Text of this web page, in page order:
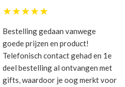
★★★★★
Bestelling gedaan vanwege
goede prijzen en product!
Telefonisch contact gehad en 1e
deel bestelling al ontvangen met
gifts, waardoor je oog merkt voor